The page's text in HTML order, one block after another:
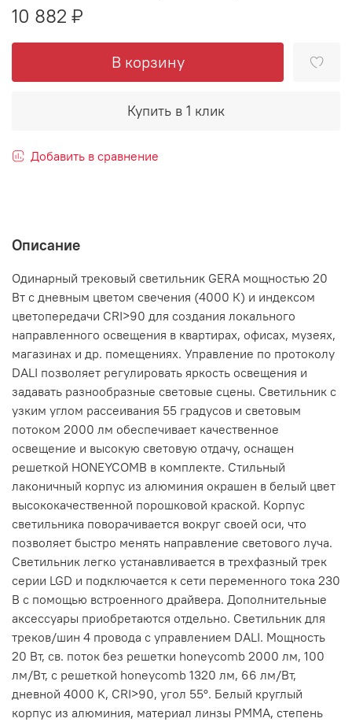
10 882 ₽
В корзину
Купить в 1 клик
Добавить в сравнение
Описание
Одинарный трековый светильник GERA мощностью 20
Вт с дневным цветом свечения (4000 К) и индексом
цветопередачи CRI>90 для создания локального
направленного освещения в квартирах, офисах, музеях,
магазинах и др. помещениях. Управление по протоколу
DALI позволяет регулировать яркость освещения и
задавать разнообразные световые сцены. Светильник с
узким углом рассеивания 55 градусов и световым
потоком 2000 лм обеспечивает качественное
освещение и высокую световую отдачу, оснащен
решеткой HONEYCOMB в комплекте. Стильный
лаконичный корпус из алюминия окрашен в белый цвет
высококачественной порошковой краской. Корпус
светильника поворачивается вокруг своей оси, что
позволяет быстро менять направление светового луча.
Светильник легко устанавливается в трехфазный трек
серии LGD и подключается к сети переменного тока 230
В с помощью встроенного драйвера. Дополнительные
аксессуары приобретаются отдельно. Светильник для
треков/шин 4 провода с управлением DALI. Мощность
20 Вт, св. поток без решетки honeycomb 2000 лм, 100
лм/Вт, с решеткой honeycomb 1320 лм, 66 лм/Вт,
дневной 4000 K, CRI>90, угол 55°. Белый круглый
корпус из алюминия, материал линзы PMMA, степень